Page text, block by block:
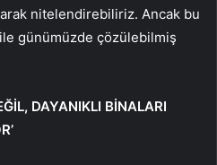
nitelendirebiliriz. Ancak bu
günümüzde çözülebilmiş
DAYANIKLI BİNALARI